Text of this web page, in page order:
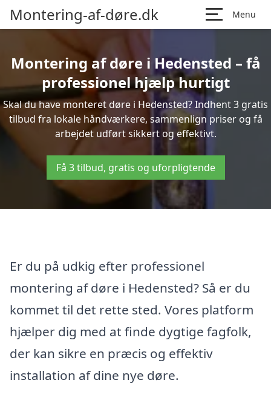
Montering-af-døre.dk Menu
Montering af døre i Hedensted – få
professionel hjælp hurtigt
Skal du have monteret døre i Hedensted? Indhent 3 gratis
tilbud fra lokale håndværkere, sammenlign priser og få
arbejdet udført sikkert og effektivt.
Få 3 tilbud, gratis og uforpligtende
Er du på udkig efter professionel
montering af døre i Hedensted? Så er du
kommet til det rette sted. Vores platform
hjælper dig med at finde dygtige fagfolk,
der kan sikre en præcis og effektiv
installation af dine nye døre.